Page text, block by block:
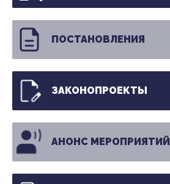
ПОСТАНОВЛЕНИЯ
ЗАКОНОПРОЕКТЫ
АНОНС МЕРОПРИЯТИЙ